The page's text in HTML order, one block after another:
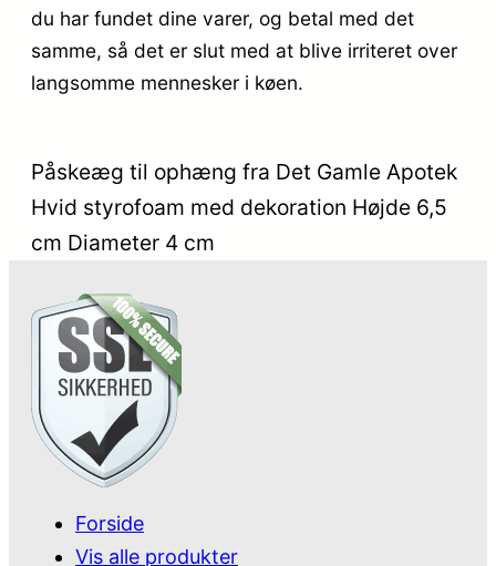
du har fundet dine varer, og betal med det
samme, så det er slut med at blive irriteret over
langsomme mennesker i køen.
Påskeæg til ophæng fra Det Gamle Apotek
Hvid styrofoam med dekoration Højde 6,5
cm Diameter 4 cm
Forside
Vis alle produkter